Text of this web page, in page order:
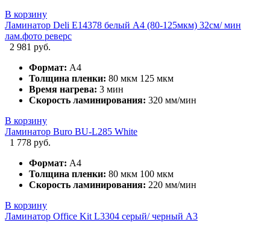
В корзину
Ламинатор Deli E14378 белый A4 (80-125мкм) 32см/ мин
лам.фото реверс
2 981 руб.
Формат: А4
Толщина пленки: 80 мкм 125 мкм
Время нагрева: 3 мин
Скорость ламинирования: 320 мм/мин
В корзину
Ламинатор Buro BU-L285 White
1 778 руб.
Формат: А4
Толщина пленки: 80 мкм 100 мкм
Скорость ламинирования: 220 мм/мин
В корзину
Ламинатор Office Kit L3304 серый/ черный A3